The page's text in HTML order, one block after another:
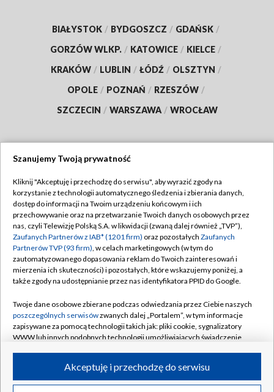
BIAŁYSTOK / BYDGOSZCZ / GDAŃSK /
GORZÓW WLKP. / KATOWICE / KIELCE /
KRAKÓW / LUBLIN / ŁÓDŹ / OLSZTYN /
OPOLE / POZNAŃ / RZESZÓW /
SZCZECIN / WARSZAWA / WROCŁAW
TVP
Abonament TVP
Emisja w TVP
Centrum informacji TVP
Naziemna Telewizja Cyfrowa
Rada Programowa
System NOS
Informacje o nadawcy
Program dla prasy
Regulamin TVP
Polityka prywatności
Moje zgody
Pomoc
Kontakt
Kanały
©2026 Telewizja Polska S.A. w likwidacji
Szanujemy Twoją prywatność
Kliknij "Akceptuję i przechodzę do serwisu", aby wyrazić zgody na
korzystanie z technologii automatycznego śledzenia i zbierania danych,
dostęp do informacji na Twoim urządzeniu końcowym i ich
przechowywanie oraz na przetwarzanie Twoich danych osobowych przez
nas, czyli Telewizję Polską S.A. w likwidacji (zwaną dalej również „TVP”),
Zaufanych Partnerów z IAB* (1201 firm) oraz pozostałych Zaufanych
Partnerów TVP (93 firm), w celach marketingowych (w tym do
zautomatyzowanego dopasowania reklam do Twoich zainteresowań i
mierzenia ich skuteczności) i pozostałych, które wskazujemy poniżej, a
także zgody na udostępnianie przez nas identyfikatora PPID do Google.
Twoje dane osobowe zbierane podczas odwiedzania przez Ciebie naszych
poszczególnych serwisówzwanych dalej „Portalem”, w tym informacje
zapisywane za pomocą technologii takich jak: pliki cookie, sygnalizatory
WWW lub innych podobnych technologii umożliwiających świadczenie
ruchu w Internecie.Akceptuję i przechodzę do serwisu